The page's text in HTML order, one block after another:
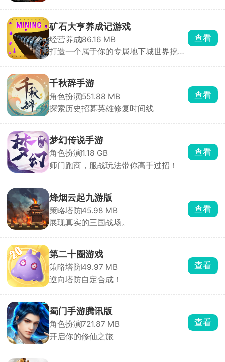
矿石大亨养成记游戏
经营养成86.16 MB
打造一个属于你的专属地下城世界挖到
查看
千秋辞手游
角色扮演551.88 MB
探索历史招募英雄修复时间线
查看
梦幻传说手游
角色扮演1.18 GB
师门跑商，服战玩法带你高手过招！
查看
烽烟云起九游版
策略塔防45.98 MB
展现真实的三国战场。
查看
第二十圈游戏
策略塔防49.97 MB
逆向塔防自定合成！
查看
蜀门手游腾讯版
角色扮演721.87 MB
开启你的修仙之旅
查看